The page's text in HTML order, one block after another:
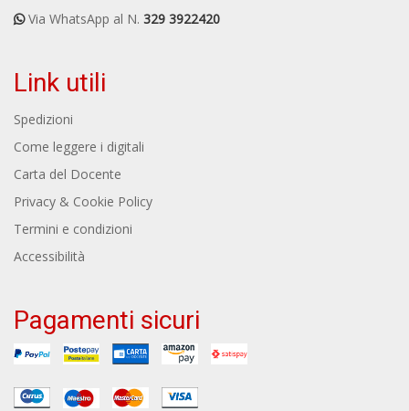
Via WhatsApp al N. 329 3922420
Link utili
Spedizioni
Come leggere i digitali
Carta del Docente
Privacy & Cookie Policy
Termini e condizioni
Accessibilità
Pagamenti sicuri